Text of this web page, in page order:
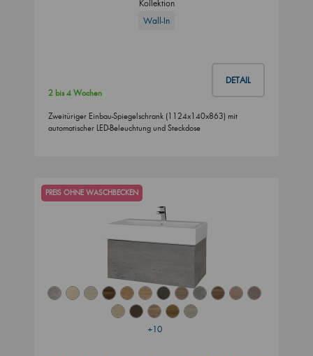
Kollektion
Wall-In
DETAIL
2 bis 4 Wochen
Zweitüriger Einbau-Spiegelschrank (1124x140x863) mit
automatischer LED-Beleuchtung und Steckdose
+10
PREIS OHNE WASCHBECKEN